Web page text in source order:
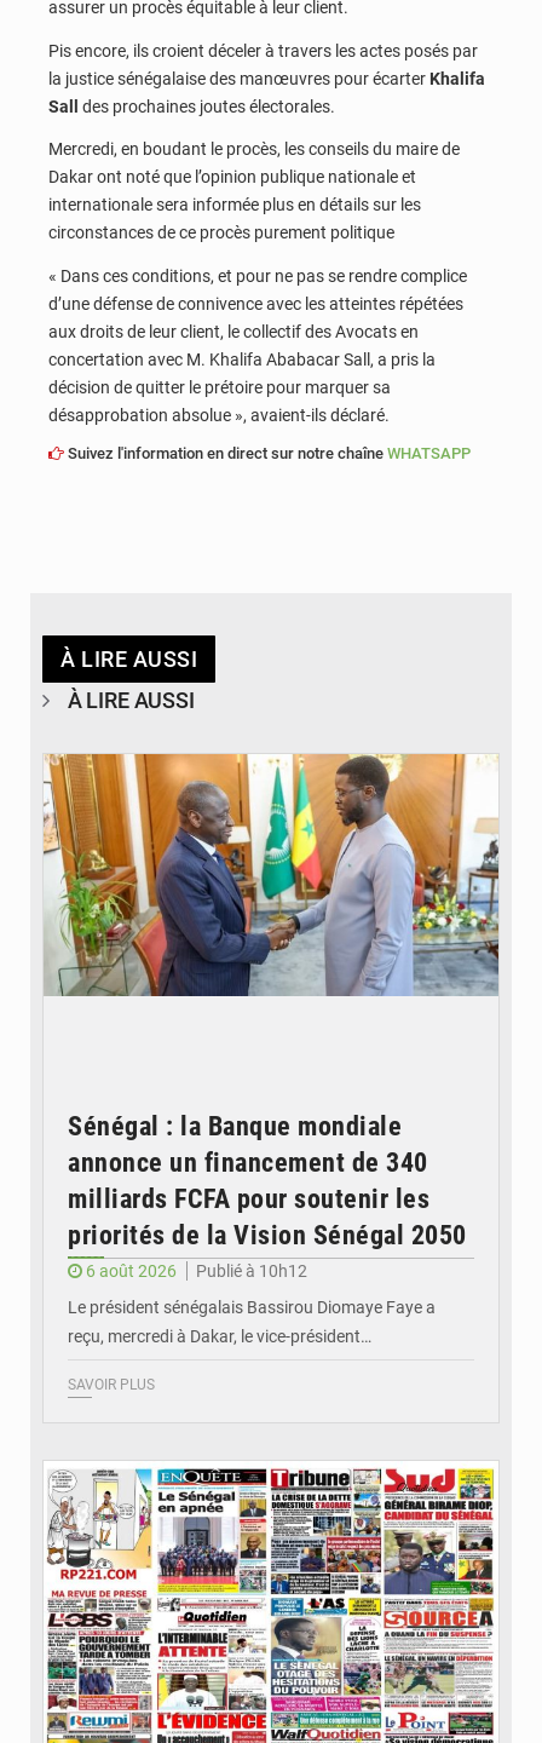
assurer un procès équitable à leur client.
Pis encore, ils croient déceler à travers les actes posés par
la justice sénégalaise des manœuvres pour écarter Khalifa
Sall
des prochaines joutes électorales.
Mercredi, en boudant le procès, les conseils du maire de
Dakar ont noté que l’opinion publique nationale et
internationale sera informée plus en détails sur les
circonstances de ce procès purement politique
« Dans ces conditions, et pour ne pas se rendre complice
d’une défense de connivence avec les atteintes répétées
aux droits de leur client, le collectif des Avocats en
concertation avec M. Khalifa Ababacar Sall, a pris la
décision de quitter le prétoire pour marquer sa
désapprobation absolue », avaient-ils déclaré.
Suivez l'information en direct sur notre chaîne WHATSAPP
À LIRE AUSSI
À LIRE AUSSI
Sénégal : la Banque mondiale
annonce un financement de 340
milliards FCFA pour soutenir les
priorités de la Vision Sénégal 2050
6 août 2026
Publié à 10h12
Le président sénégalais Bassirou Diomaye Faye a
reçu, mercredi à Dakar, le vice-président…
SAVOIR PLUS